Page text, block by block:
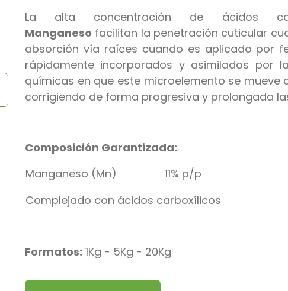
La alta concentración de ácidos
Manganeso facilitan la penetración cuticular
absorción vía raíces cuando es aplicado por
rápidamente incorporados y asimilados por
químicas en que este microelemento se mueve
corrigiendo de forma progresiva y prolongada
Composición Garantizada:
Manganeso (Mn)
11% p/p
Complejado con ácidos carboxílicos
Formatos: 1Kg - 5Kg - 20Kg